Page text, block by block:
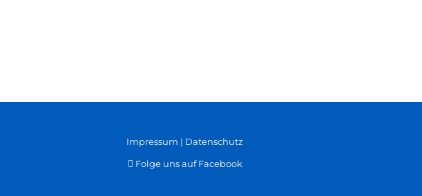
Impressum | Datenschutz
Folge uns auf Facebook